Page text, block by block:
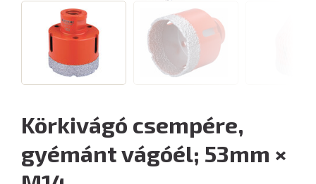
Körkivágó csempére,
gyémánt vágóél; 53mm ×